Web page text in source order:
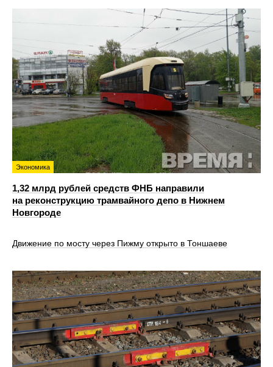
Экономика
1,32 млрд рублей средств ФНБ направили
на реконструкцию трамвайного депо в Нижнем
Новгороде
Движение по мосту через Пижму открыто в Тоншаеве